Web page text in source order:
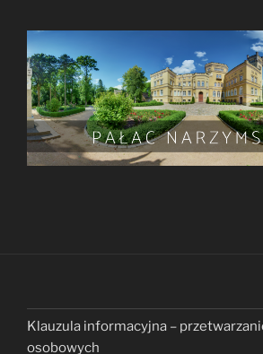
Klauzula informacyjna –
osobowych